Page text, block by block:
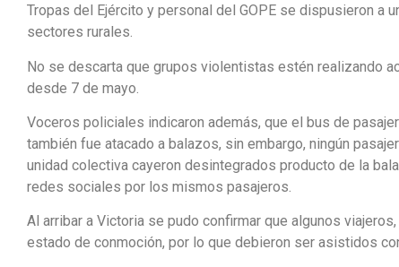
Tropas del Ejército y personal del GOPE se dispusieron a
sectores rurales.
No se descarta que grupos violentistas estén realizando
desde 7 de mayo.
Voceros policiales indicaron además, que el bus de
también fue atacado a balazos, sin embargo, ningún
unidad colectiva cayeron desintegrados producto de la
redes sociales por los mismos pasajeros.
Al arribar a Victoria se pudo confirmar que algunos
estado de conmoción, por lo que debieron ser asistidos